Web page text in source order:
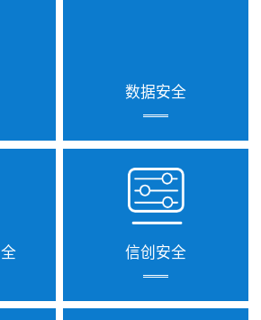
数据安全
信创安全